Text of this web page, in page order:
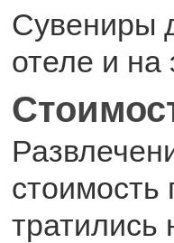
Сувениры
отеле и на
стоимость
тратились